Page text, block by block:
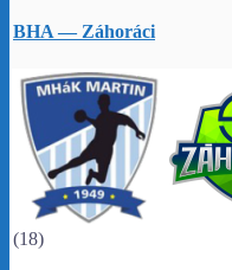
BHA — Záhoráci
(18)